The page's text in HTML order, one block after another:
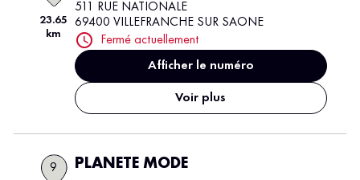
23.65
km
511 RUE NATIONALE
69400 VILLEFRANCHE SUR SAONE
Fermé actuellement
Afficher le numéro
Voir plus
9 PLANETE MODE